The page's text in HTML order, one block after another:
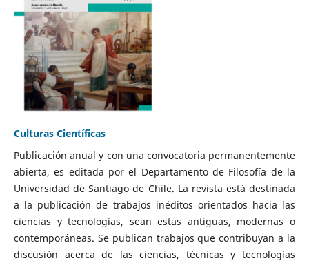
Culturas Científicas
Publicación anual y con una convocatoria permanentemente
abierta, es editada por el Departamento de Filosofía de la
Universidad de Santiago de Chile. La revista está destinada
a la publicación de trabajos inéditos orientados hacia las
ciencias y tecnologías, sean estas antiguas, modernas o
contemporáneas. Se publican trabajos que contribuyan a la
discusión acerca de las ciencias, técnicas y tecnologías